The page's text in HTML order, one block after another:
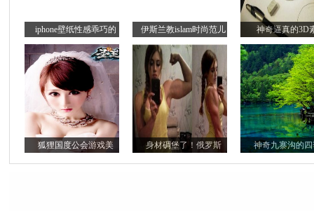
iphone壁纸性感乖巧的 伊斯兰教islam时尚范儿 神奇逼真的3D
狐狸国度公会游戏美 身材碉堡了！俄罗斯 神奇九寨沟的